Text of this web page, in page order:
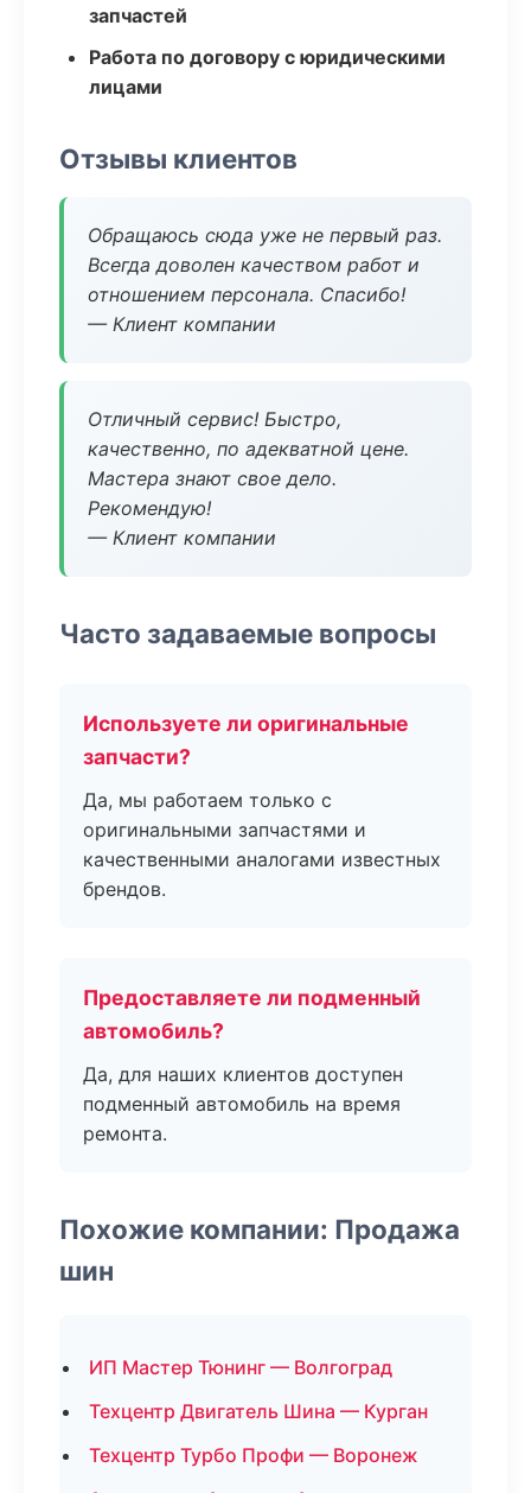
запчастей
Работа по договору с юридическими
лицами
Отзывы клиентов
Обращаюсь сюда уже не первый раз.
Всегда доволен качеством работ и
отношением персонала. Спасибо!
— Клиент компании
Отличный сервис! Быстро,
качественно, по адекватной цене.
Мастера знают свое дело.
Рекомендую!
— Клиент компании
Часто задаваемые вопросы
Используете ли оригинальные
запчасти?
Да, мы работаем только с
оригинальными запчастями и
качественными аналогами известных
брендов.
Предоставляете ли подменный
автомобиль?
Да, для наших клиентов доступен
подменный автомобиль на время
ремонта.
Похожие компании: Продажа
шин
ИП Мастер Тюнинг — Волгоград
Техцентр Двигатель Шина — Курган
Техцентр Турбо Профи — Воронеж